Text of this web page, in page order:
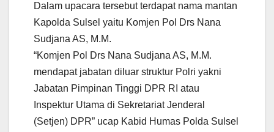
Dalam upacara tersebut terdapat nama mantan
Kapolda Sulsel yaitu Komjen Pol Drs Nana
Sudjana AS, M.M.
“Komjen Pol Drs Nana Sudjana AS, M.M.
mendapat jabatan diluar struktur Polri yakni
Jabatan Pimpinan Tinggi DPR RI atau
Inspektur Utama di Sekretariat Jenderal
(Setjen) DPR” ucap Kabid Humas Polda Sulsel